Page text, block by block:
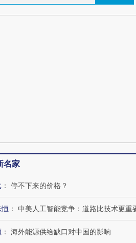
走私7万
名家
： 停不下来的价格？
： 中美人工智能竞争：道路比技术更重
： 海外能源供给缺口对中国的影响